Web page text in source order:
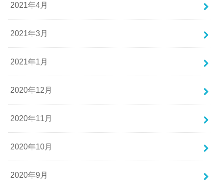
2021年4月
2021年3月
2021年1月
2020年12月
2020年11月
2020年10月
2020年9月